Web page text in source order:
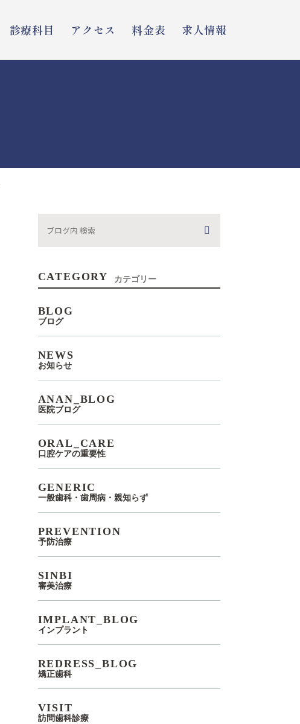
診療科目 アクセス 料金表 求人情報
CATEGORY カテゴリー
BLOG
ブログ
NEWS
お知らせ
ANAN_BLOG
医院ブログ
ORAL_CARE
口腔ケアの重要性
GENERIC
一般歯科・歯周病・親知らず
PREVENTION
予防治療
SINBI
審美治療
IMPLANT_BLOG
インプラント
REDRESS_BLOG
矯正歯科
VISIT
訪問歯科診療